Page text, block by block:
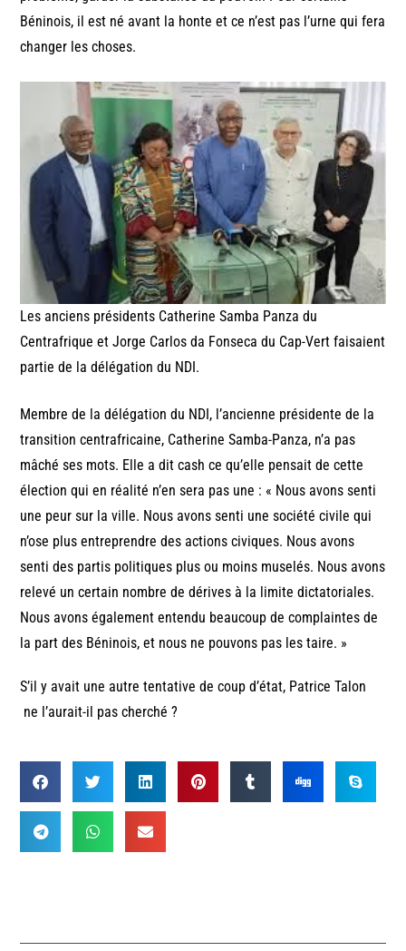
Béninois, il est né avant la honte et ce n’est pas l’urne qui fera
changer les choses.
Les anciens présidents Catherine Samba Panza du
Centrafrique et Jorge Carlos da Fonseca du Cap-Vert faisaient
partie de la délégation du NDI.
Membre de la délégation du NDI, l’ancienne présidente de la
transition centrafricaine, Catherine Samba-Panza, n’a pas
mâché ses mots. Elle a dit cash ce qu’elle pensait de cette
élection qui en réalité n’en sera pas une : « Nous avons senti
une peur sur la ville. Nous avons senti une société civile qui
n’ose plus entreprendre des actions civiques. Nous avons
senti des partis politiques plus ou moins muselés. Nous avons
relevé un certain nombre de dérives à la limite dictatoriales.
Nous avons également entendu beaucoup de complaintes de
la part des Béninois, et nous ne pouvons pas les taire. »
S’il y avait une autre tentative de coup d’état, Patrice Talon
ne l’aurait-il pas cherché ?